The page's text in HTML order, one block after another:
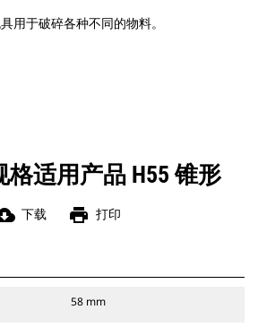
用于破碎各种不同的物料。
格适用产品 H55 锥形
下载 print 打印
58 mm